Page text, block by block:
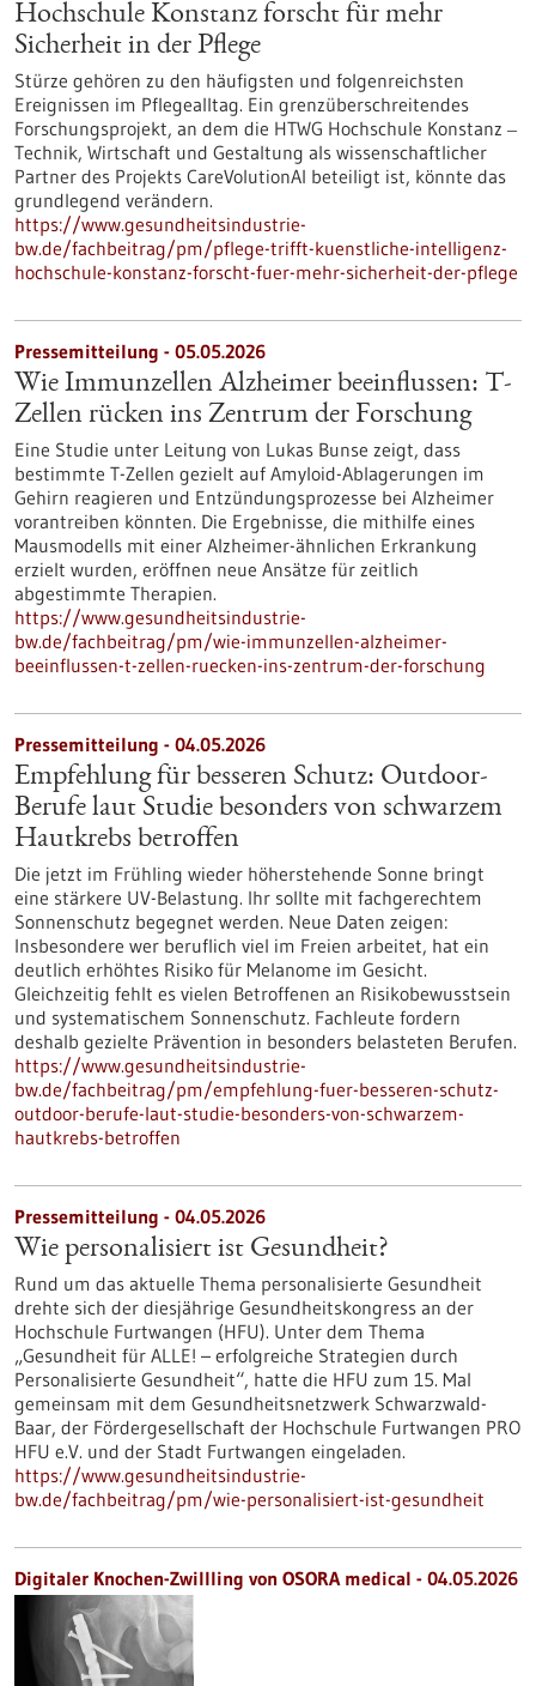
Hochschule Konstanz forscht für mehr
Sicherheit in der Pflege
Stürze gehören zu den häufigsten und folgenreichsten
Ereignissen im Pflegealltag. Ein grenzüberschreitendes
Forschungsprojekt, an dem die HTWG Hochschule Konstanz ‒
Technik, Wirtschaft und Gestaltung als wissenschaftlicher
Partner des Projekts CareVolutionAI beteiligt ist, könnte das
grundlegend verändern.
https://www.gesundheitsindustrie-
bw.de/fachbeitrag/pm/pflege-trifft-kuenstliche-intelligenz-
hochschule-konstanz-forscht-fuer-mehr-sicherheit-der-pflege
Pressemitteilung - 05.05.2026
Wie Immunzellen Alzheimer beeinflussen: T-
Zellen rücken ins Zentrum der Forschung
Eine Studie unter Leitung von Lukas Bunse zeigt, dass
bestimmte T-Zellen gezielt auf Amyloid-Ablagerungen im
Gehirn reagieren und Entzündungsprozesse bei Alzheimer
vorantreiben könnten. Die Ergebnisse, die mithilfe eines
Mausmodells mit einer Alzheimer-ähnlichen Erkrankung
erzielt wurden, eröffnen neue Ansätze für zeitlich
abgestimmte Therapien.
https://www.gesundheitsindustrie-
bw.de/fachbeitrag/pm/wie-immunzellen-alzheimer-
beeinflussen-t-zellen-ruecken-ins-zentrum-der-forschung
Pressemitteilung - 04.05.2026
Empfehlung für besseren Schutz: Outdoor-
Berufe laut Studie besonders von schwarzem
Hautkrebs betroffen
Die jetzt im Frühling wieder höherstehende Sonne bringt
eine stärkere UV-Belastung. Ihr sollte mit fachgerechtem
Sonnenschutz begegnet werden. Neue Daten zeigen:
Insbesondere wer beruflich viel im Freien arbeitet, hat ein
deutlich erhöhtes Risiko für Melanome im Gesicht.
Gleichzeitig fehlt es vielen Betroffenen an Risikobewusstsein
und systematischem Sonnenschutz. Fachleute fordern
deshalb gezielte Prävention in besonders belasteten Berufen.
https://www.gesundheitsindustrie-
bw.de/fachbeitrag/pm/empfehlung-fuer-besseren-schutz-
outdoor-berufe-laut-studie-besonders-von-schwarzem-
hautkrebs-betroffen
Pressemitteilung - 04.05.2026
Wie personalisiert ist Gesundheit?
Rund um das aktuelle Thema personalisierte Gesundheit
drehte sich der diesjährige Gesundheitskongress an der
Hochschule Furtwangen (HFU). Unter dem Thema
„Gesundheit für ALLE! – erfolgreiche Strategien durch
Personalisierte Gesundheit“, hatte die HFU zum 15. Mal
gemeinsam mit dem Gesundheitsnetzwerk Schwarzwald-
Baar, der Fördergesellschaft der Hochschule Furtwangen PRO
HFU e.V. und der Stadt Furtwangen eingeladen.
https://www.gesundheitsindustrie-
bw.de/fachbeitrag/pm/wie-personalisiert-ist-gesundheit
Digitaler Knochen-Zwillling von OSORA medical - 04.05.2026